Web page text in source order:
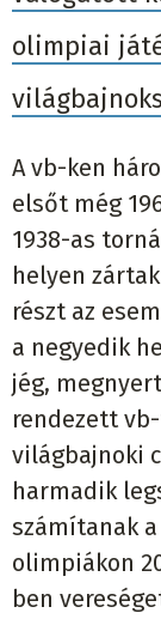
olimpiai
A vb-ken
elsőt még
1938-as
helyen
részt az
a negyedik
jég,
rendezett
világbajnoki
harmadik
számítanak
olimpiákon
ben